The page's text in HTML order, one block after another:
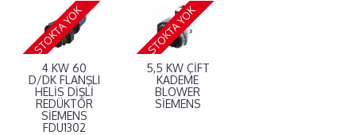
STOKTA YOK
4 KW 60
D/DK FLANŞLI
HELİS DİŞLİ
REDÜKTÖR
SİEMENS
FDU1302
STOKTA YOK
5,5 KW ÇİFT
KADEME
BLOWER
SİEMENS